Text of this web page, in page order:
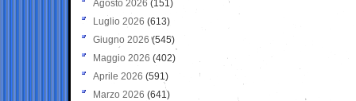
Agosto 2026 (151)
Luglio 2026 (613)
Giugno 2026 (545)
Maggio 2026 (402)
Aprile 2026 (591)
Marzo 2026 (641)